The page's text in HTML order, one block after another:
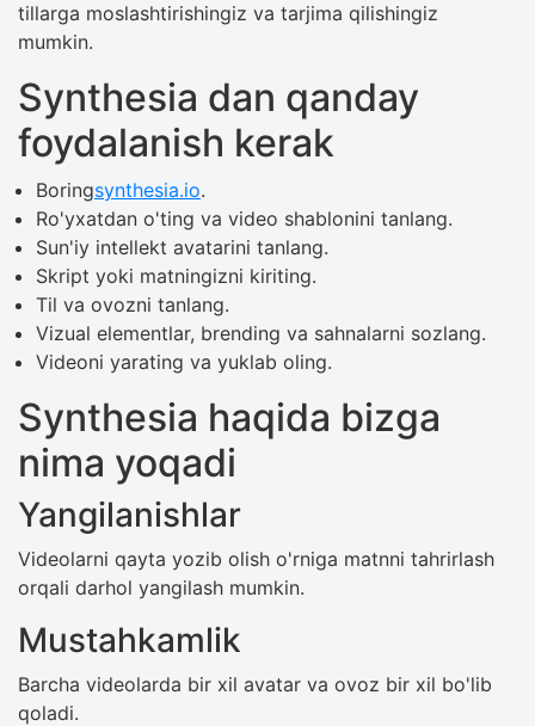
tillarga moslashtirishingiz va tarjima qilishingiz
mumkin.
Synthesia dan qanday
foydalanish kerak
Boringsynthesia.io.
Ro'yxatdan o'ting va video shablonini tanlang.
Sun'iy intellekt avatarini tanlang.
Skript yoki matningizni kiriting.
Til va ovozni tanlang.
Vizual elementlar, brending va sahnalarni sozlang.
Videoni yarating va yuklab oling.
Synthesia haqida bizga
nima yoqadi
Yangilanishlar
Videolarni qayta yozib olish o'rniga matnni tahrirlash
orqali darhol yangilash mumkin.
Mustahkamlik
Barcha videolarda bir xil avatar va ovoz bir xil bo'lib
qoladi.